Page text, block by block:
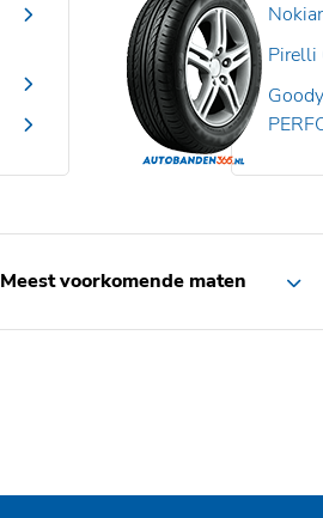
Pirelli
Meest voorkomende maten